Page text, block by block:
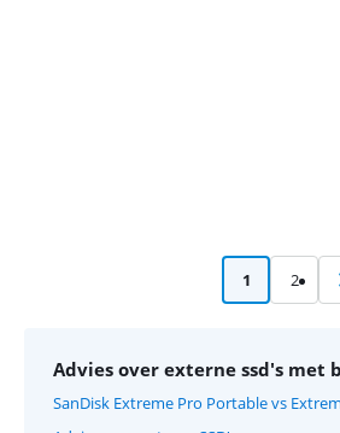
1 2
Advies over externe ssd's met
SanDisk Extreme Pro Portable vs